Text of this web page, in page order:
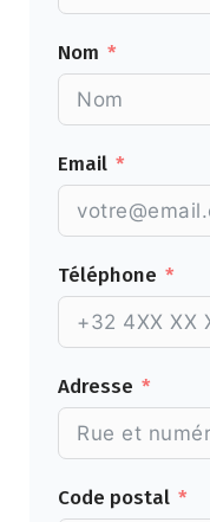
Nom
Email
Téléphone
Adresse
Code postal